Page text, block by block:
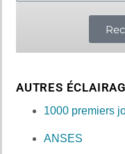
AUTRES
1000 premiers
ANSES